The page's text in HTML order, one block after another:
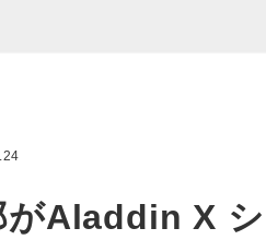
Aladdin X